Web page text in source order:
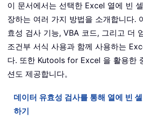
이 문서에서는 선택한 Excel 열에 빈
장하는 여러 가지 방법을 소개합니다.
효성 검사 기능, VBA 코드, 그리고 더
조건부 서식 사용과 함께 사용하는
다. 또한 Kutools for Excel 을 활용한
션도 제공합니다。
데이터 유효성 검사를 통해 열에 빈
하기